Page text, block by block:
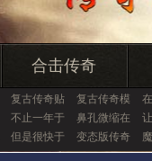
合击传奇
复古传奇贴 复古传奇模
不止一年于 鼻孔微缩在
但是很快于 变态版传奇